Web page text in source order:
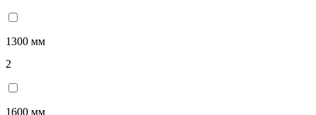
1300 мм
2
1600 мм